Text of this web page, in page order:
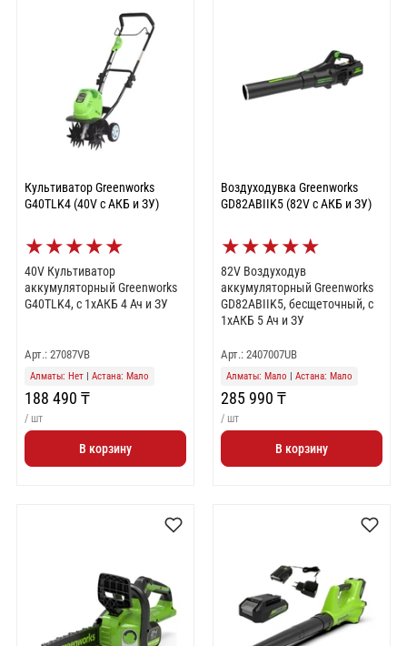
Культиватор Greenworks
G40TLK4 (40V с АКБ и ЗУ)
★★★★★
40V Культиватор
аккумуляторный Greenworks
G40TLK4, с 1хАКБ 4 Ач и ЗУ
Арт.: 27087VB
Алматы: Нет| Астана: Мало
188 490 ₸
/ шт
В корзину
Воздуходувка Greenworks
GD82ABIIK5 (82V с АКБ и ЗУ)
★★★★★
82V Воздуходув
аккумуляторный Greenworks
GD82ABIIK5, бесщеточный, с
1хАКБ 5 Ач и ЗУ
Арт.: 2407007UB
Алматы: Мало Астана: Мало
285 990 ₸
/ шт
В корзину